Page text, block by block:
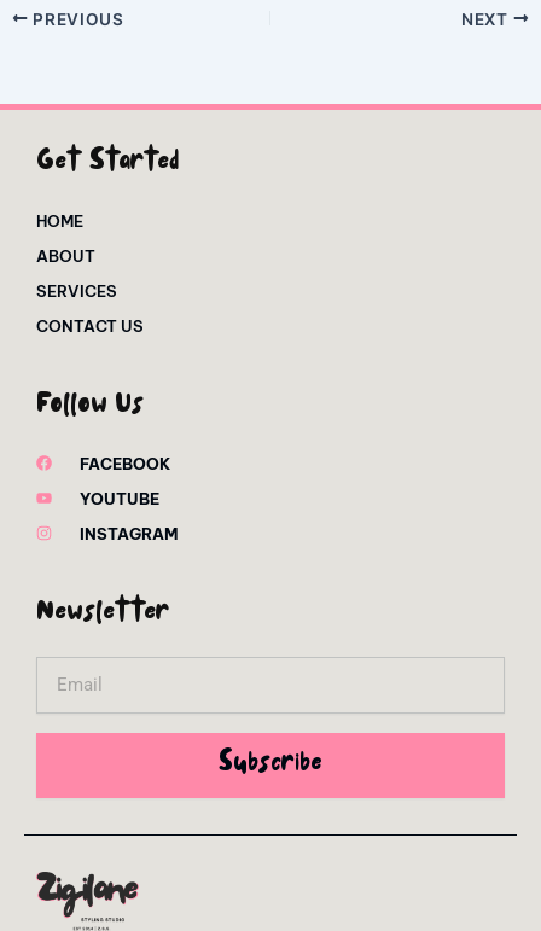
PREVIOUS NEXT
Get Started
HOME
ABOUT
SERVICES
CONTACT US
Follow Us
FACEBOOK
YOUTUBE
INSTAGRAM
Newsletter
Subscribe